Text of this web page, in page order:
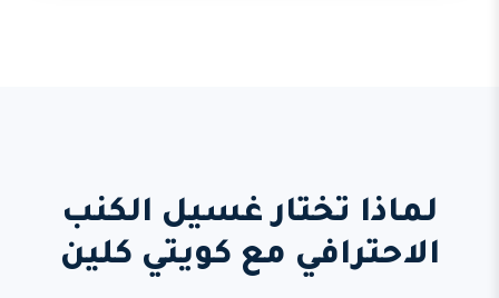
لماذا تختار غسيل الكنب
الاحترافي مع كويتي كلين